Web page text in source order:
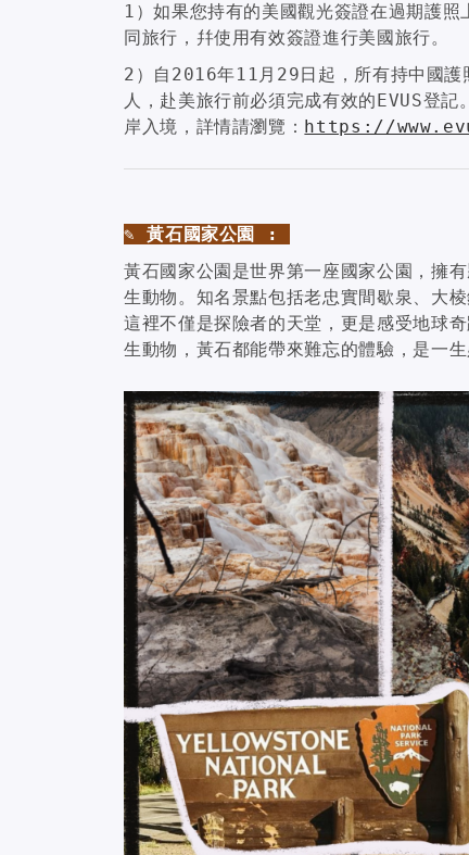
1）如果您持有的美國觀光簽證在過期護
同旅行，幷使用有效簽證進行美國旅行。
2）自2016年11月29日起，所有持中國
人，赴美旅行前必須完成有效的EVUS登
岸入境，詳情請瀏覽： https://
✎ 黃石國家公園 :
黃石國家公園是世界第一座國家公園，擁
生動物。知名景點包括老忠實間歇泉、大
這裡不僅是探險者的天堂，更是感受地球
生動物，黃石都能帶來難忘的體驗，是一生